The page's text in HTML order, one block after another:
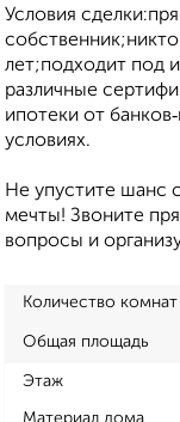
Условия
лет;подходит под
различные
ипотеки от
условиях.
Не упустите шанс
мечты! Звоните
вопросы и
Количество комнат
Общая площадь
Этаж
Материал дома